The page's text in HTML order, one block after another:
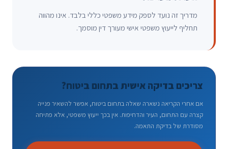
מדריך זה נועד לספק מידע משפטי כללי בלבד. אינו מהווה
תחליף לייעוץ משפטי אישי מעורך דין מוסמך.
צריכים בדיקה אישית בתחום ביטוח?
אם אחרי הקריאה נשארה שאלה בתחום ביטוח, אפשר להשאיר פנייה
קצרה עם התחום, העיר והדחיפות. אין בכך ייעוץ משפטי, אלא פתיחה
מסודרת של בדיקת התאמה.